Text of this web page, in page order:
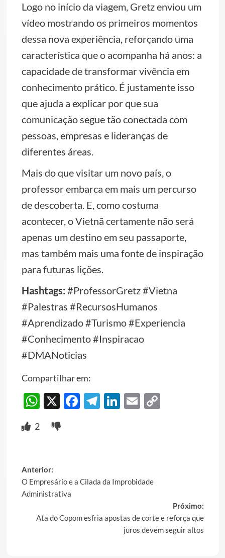
Logo no início da viagem, Gretz enviou um
vídeo mostrando os primeiros momentos
dessa nova experiência, reforçando uma
característica que o acompanha há anos: a
capacidade de transformar vivência em
conhecimento prático. É justamente isso
que ajuda a explicar por que sua
comunicação segue tão conectada com
pessoas, empresas e lideranças de
diferentes áreas.
Mais do que visitar um novo país, o
professor embarca em mais um percurso
de descoberta. E, como costuma
acontecer, o Vietnã certamente não será
apenas um destino em seu passaporte,
mas também mais uma fonte de inspiração
para futuras lições.
Hashtags: #ProfessorGretz #Vietna
#Palestras #RecursosHumanos
#Aprendizado #Turismo #Experiencia
#Conhecimento #Inspiracao
#DMANoticias
Compartilhar em:
WhatsApp
X Facebook
Telegram
LinkedIn
EmailCopy
2
Post
navigation
Anterior:
O Empresário e a Cilada da Improbidade
Administrativa
Próximo:
Ata do Copom esfria apostas de corte e reforça que
juros devem seguir altos